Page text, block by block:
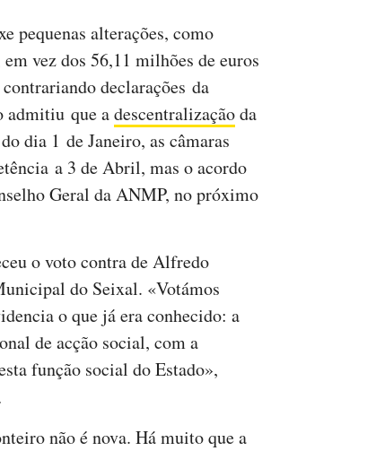
pequenas alterações, como
vez dos 56,11 milhões de euros
declarações da
admitiu que adescentralizaçãoda
dia 1 de Janeiro, as câmaras
a 3 de Abril, mas o acordo
Geral da ANMP, no próximo
o voto contra de Alfredo
do Seixal. «Votámos
o que já era conhecido: a
de acção social, com a
função social do Estado»,
não é nova. Há muito que a